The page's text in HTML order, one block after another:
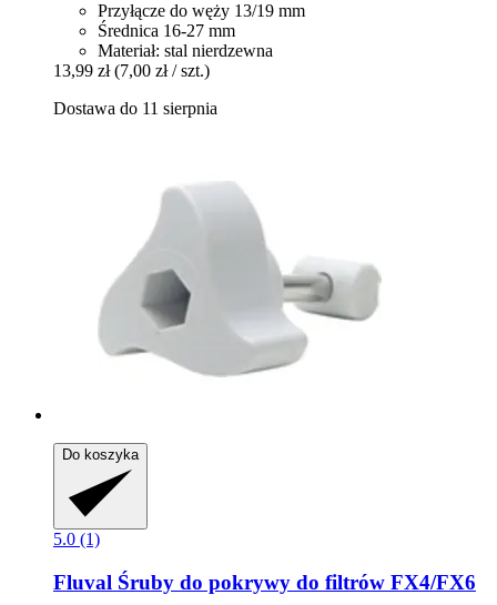
Przyłącze do węży 13/19 mm
Średnica 16-27 mm
Materiał: stal nierdzewna
13,99 zł (7,00 zł / szt.)
Dostawa do 11 sierpnia
Do koszyka
5.0 (1)
Fluval Śruby do pokrywy do filtrów FX4/FX6